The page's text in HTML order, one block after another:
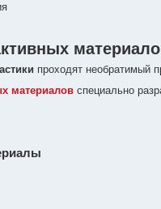
проходят необратимый
материалов специально